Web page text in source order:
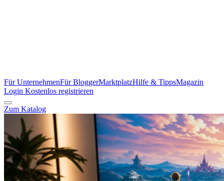
Für UnternehmenFür BloggerMarktplatzHilfe & TippsMagazin
Login Kostenlos registrieren
Zum Katalog